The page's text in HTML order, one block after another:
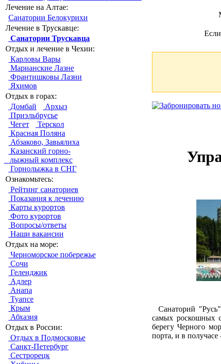
Лечение на Алтае:
Санатории Белокурихи
Лечение в Трускавце:
Санатории Трускавца
Отдых и лечение в Чехии:
Карловы Вары
Марианские Лазне
Франтишковы Лазни
Яхимов
Отдых в горах:
Домбай
Архыз
Приэльбрусье
Чегет
Терскол
Красная Поляна
Абзаково, Завьялиха
Казанский горно-
лыжный комплекс
Горнолыжка в СНГ
Ознакомьтесь:
Рейтинг санаториев
Показания к лечению
Карты курортов
Фото курортов
Вопросы/ответы
Наши вакансии
Отдых на море:
Черноморское побережье
Сочи
Геленджик
Адлер
Анапа
Туапсе
Крым
Абхазия
Отдых в России:
Отдых в Подмосковье
Санкт-Петербург
Сестрорецк
Санаторий
самых роскошных
берегу Черного
порта, и в